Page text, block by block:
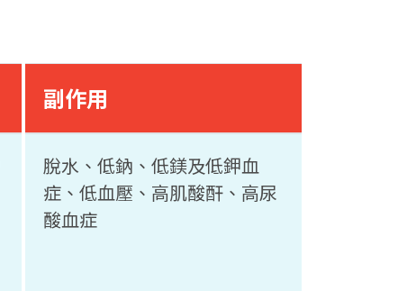
副作用
脫水、低鈉、低鎂及低鉀血
症、低血壓、高肌酸酐、高尿
酸血症